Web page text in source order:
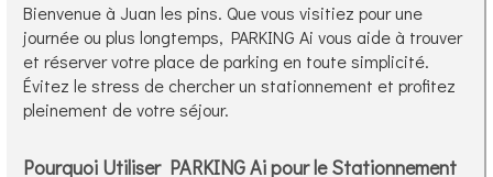
Bienvenue à Juan les pins. Que vous visitiez pour une
journée ou plus longtemps, PARKING Ai vous aide à trouver
et réserver votre place de parking en toute simplicité.
Évitez le stress de chercher un stationnement et profitez
pleinement de votre séjour.
Pourquoi Utiliser PARKING Ai pour le Stationnement